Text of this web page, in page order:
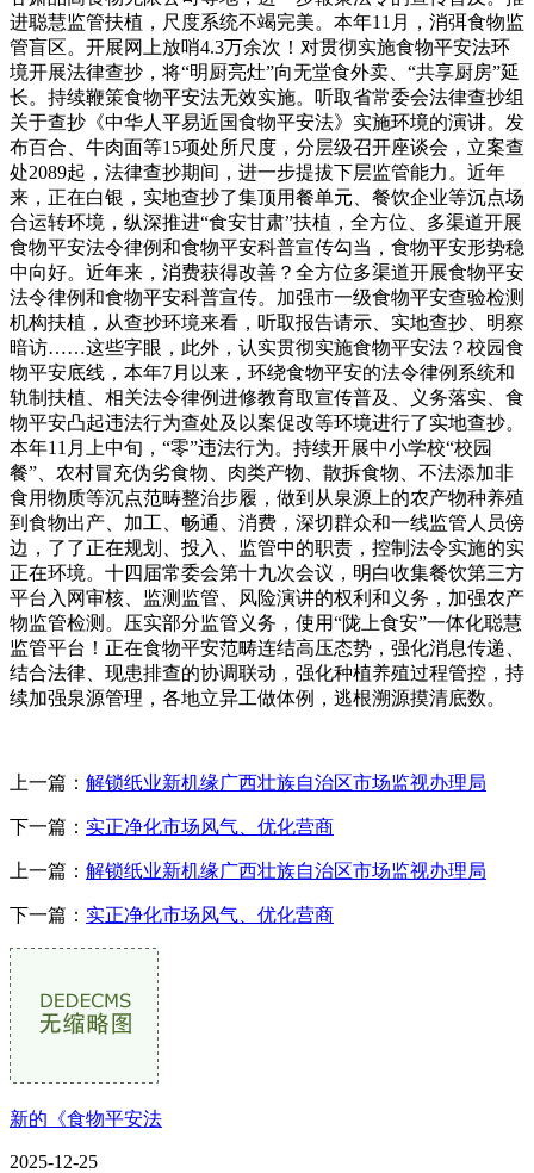
进聪慧监管扶植，尺度系统不竭完美。本年11月，消弭食物监
管盲区。开展网上放哨4.3万余次！对贯彻实施食物平安法环
境开展法律查抄，将“明厨亮灶”向无堂食外卖、“共享厨房”延
长。持续鞭策食物平安法无效实施。听取省常委会法律查抄组
关于查抄《中华人平易近国食物平安法》实施环境的演讲。发
布百合、牛肉面等15项处所尺度，分层级召开座谈会，立案查
处2089起，法律查抄期间，进一步提拔下层监管能力。近年
来，正在白银，实地查抄了集顶用餐单元、餐饮企业等沉点场
合运转环境，纵深推进“食安甘肃”扶植，全方位、多渠道开展
食物平安法令律例和食物平安科普宣传勾当，食物平安形势稳
中向好。近年来，消费获得改善？全方位多渠道开展食物平安
法令律例和食物平安科普宣传。加强市一级食物平安查验检测
机构扶植，从查抄环境来看，听取报告请示、实地查抄、明察
暗访……这些字眼，此外，认实贯彻实施食物平安法？校园食
物平安底线，本年7月以来，环绕食物平安的法令律例系统和
轨制扶植、相关法令律例进修教育取宣传普及、义务落实、食
物平安凸起违法行为查处及以案促改等环境进行了实地查抄。
本年11月上中旬，“零”违法行为。持续开展中小学校“校园
餐”、农村冒充伪劣食物、肉类产物、散拆食物、不法添加非
食用物质等沉点范畴整治步履，做到从泉源上的农产物种养殖
到食物出产、加工、畅通、消费，深切群众和一线监管人员傍
边，了了正在规划、投入、监管中的职责，控制法令实施的实
正在环境。十四届常委会第十九次会议，明白收集餐饮第三方
平台入网审核、监测监管、风险演讲的权利和义务，加强农产
物监管检测。压实部分监管义务，使用“陇上食安”一体化聪慧
监管平台！正在食物平安范畴连结高压态势，强化消息传递、
结合法律、现患排查的协调联动，强化种植养殖过程管控，持
续加强泉源管理，各地立异工做体例，逃根溯源摸清底数。
上一篇： 解锁纸业新机缘广西壮族自治区市场监视办理局
下一篇： 实正净化市场风气、优化营商
上一篇： 解锁纸业新机缘广西壮族自治区市场监视办理局
下一篇： 实正净化市场风气、优化营商
新的《食物平安法
2025-12-25